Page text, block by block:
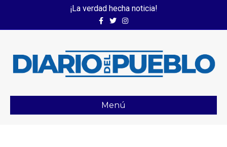
¡La verdad hecha noticia!
FacebookTwitterInstagram
Menú